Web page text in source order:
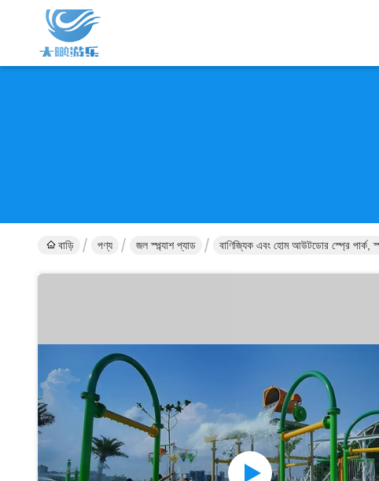
বাড়ি পণ্য জল স্প্ল্যাশ প্যাড বাণিজ্যিক এবং হোম আউটডোর স্প্রে পার্ক,